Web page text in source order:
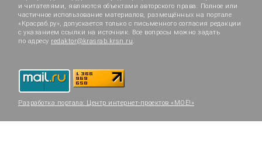
и читателями, являются объектами авторского права. Полное или
частичное использование материалов, размещённых на портале
«Красраб.ру», допускается только с письменного согласия редакции
с указанием ссылки на источник. Все вопросы можно задать
по адресу redaktor@krasrab.krsn.ru.
Разработка портала: Центр интернет-проектов «МОЁ!»